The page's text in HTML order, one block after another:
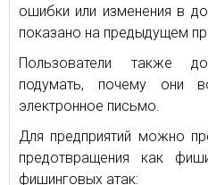
ошибки или изменения в
показано на предыдущем
Пользователи также
подумать, почему они
электронное письмо.
Для предприятий можно
предотвращения как
фишинговых атак: